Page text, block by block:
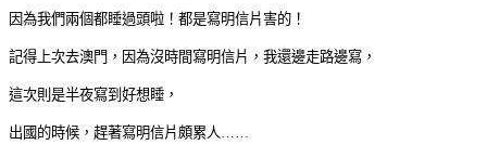
因為我們兩個都睡過頭啦！都是寫明信片害的 ！
記得上次去澳門，因為沒時間寫明信片，我還邊走路邊寫，
這次則是半夜寫到好想睡，
出國的時候，趕著寫明信片頗累人……